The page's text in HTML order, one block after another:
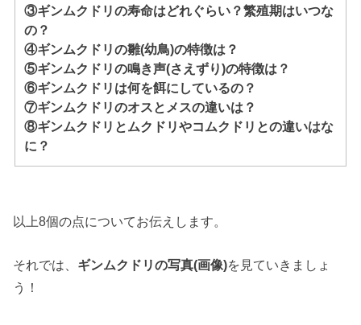
③ギンムクドリの寿命はどれぐらい？繁殖期はいつな
の？
④ギンムクドリの雛(幼鳥)の特徴は？
⑤ギンムクドリの鳴き声(さえずり)の特徴は？
⑥ギンムクドリは何を餌にしているの？
⑦ギンムクドリのオスとメスの違いは？
⑧ギンムクドリとムクドリやコムクドリとの違いはな
に？
以上8個の点についてお伝えします。
それでは、 ギンムクドリの写真(画像)を見ていきましょ
う！